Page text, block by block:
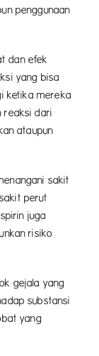
penggunaan
dan efek
yang bisa
ketika mereka
reaksi dari
ataupun
sakit
perut
juga
risiko
gejala yang
substansi
yang